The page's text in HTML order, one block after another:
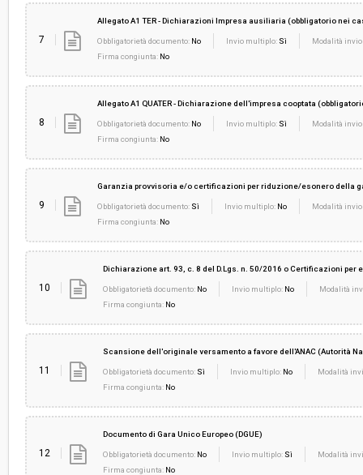
7
Allegato A1 TER - Dichiarazioni Impresa ausiliaria (obbligatorio nei
Obbligatorietà documento: No Invio multiplo: Sì
Modalità
Firma congiunta: No
8
Allegato A1 QUATER - Dichiarazione dell'impresa cooptata
Obbligatorietà documento: No Invio multiplo: Sì
Modalità
Firma congiunta: No
9
Garanzia provvisoria e/o certificazioni per riduzione/esonero della
Obbligatorietà documento: Sì Invio multiplo: No
Modalità
Firma congiunta: No
10
Dichiarazione art. 93, c. 8 del D.Lgs. n. 50/2016 o Certificazioni
Obbligatorietà documento: No Invio multiplo: No
Modalità
Firma congiunta: No
11
Scansione dell'originale versamento a favore dell'ANAC (Autorità
Obbligatorietà documento: Sì Invio multiplo: No
Modalità
Firma congiunta: No
12
Documento di Gara Unico Europeo (DGUE)
Obbligatorietà documento: No Invio multiplo: Sì
Modalità
Firma congiunta: No